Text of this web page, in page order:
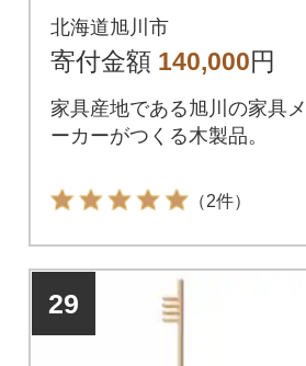
プル_00337
北海道旭川市
寄付金額 140,000円
家具産地である旭川の家具メ
ーカーがつくる木製品。
（2件）
29